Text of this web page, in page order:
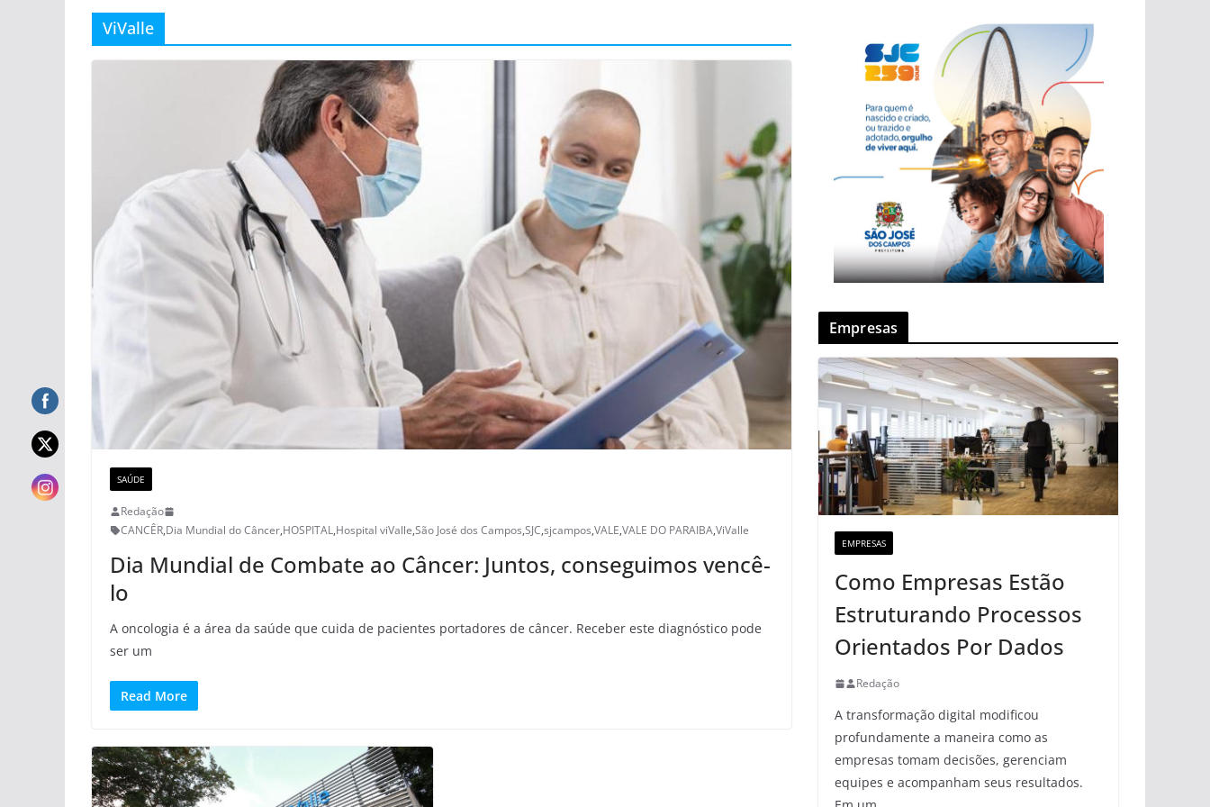
ViValle
SAÚDE
Redação
CANCÊR,Dia Mundial do Câncer,HOSPITAL,Hospital viValle,São José dos Campos,SJC,sjcampos,VALE,VALE DO PARAIBA,ViValle
Dia Mundial de Combate ao Câncer: Juntos, conseguimos vencê-
lo
A oncologia é a área da saúde que cuida de pacientes portadores de câncer. Receber este diagnóstico pode
ser um
Read More
Empresas
EMPRESAS
Como Empresas Estão
Estruturando Processos
Orientados Por Dados
Redação
A transformação digital modificou
profundamente a maneira como as
empresas tomam decisões, gerenciam
equipes e acompanham seus resultados.